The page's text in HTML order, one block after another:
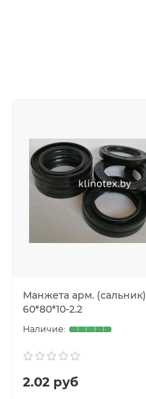
Манжета арм. (сальник)
60*80*10-2.2
2.02 руб